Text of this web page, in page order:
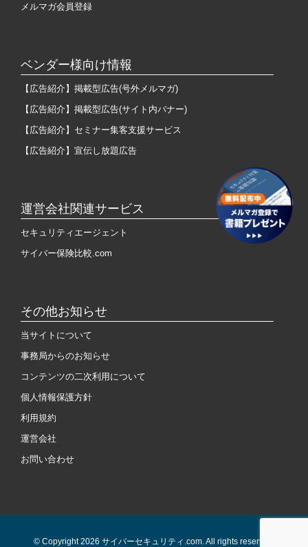
メルマガ会員登録
ベンダー様向け情報
【広告紹介】掲載型広告(号外メルマガ)
【広告紹介】掲載型広告(サイト内バナー)
【広告紹介】セミナー集客支援サービス
【広告紹介】宣伝し放題広告
運営会社関連サービス
セキュリティエージェント
サイバー保険比較.com
その他お知らせ
当サイトについて
事務局からのお知らせ
コンテンツの二次利用について
個人情報保護方針
利用規約
運営会社
お問い合わせ
© Copyright 2026 サイバーセキュリティ.com. All rights reserved.